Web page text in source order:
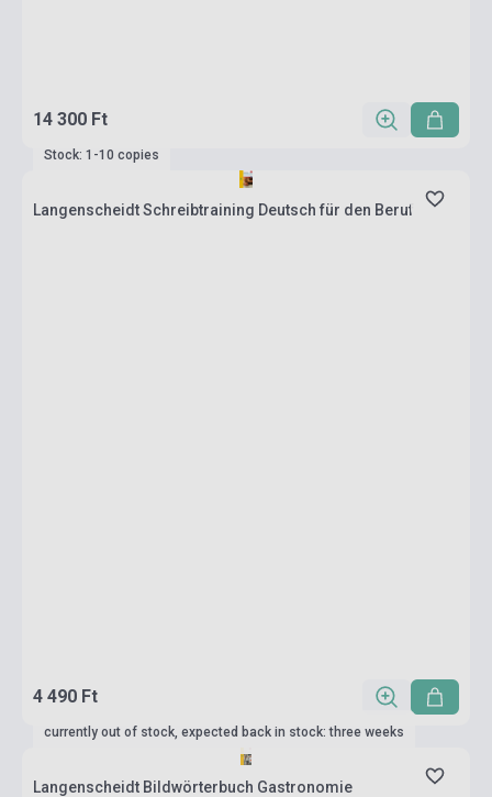
14 300 Ft
Stock: 1-10 copies
Langenscheidt Schreibtraining Deutsch für den Beruf
4 490 Ft
currently out of stock, expected back in stock: three weeks
Langenscheidt Bildwörterbuch Gastronomie